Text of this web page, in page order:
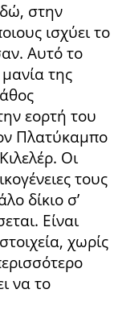
στην
ισχύει το
Αυτό το
της
εορτή του
Πλατύκαμπο
Οι
τους
δίκιο σ’
Είναι
χωρίς
να το